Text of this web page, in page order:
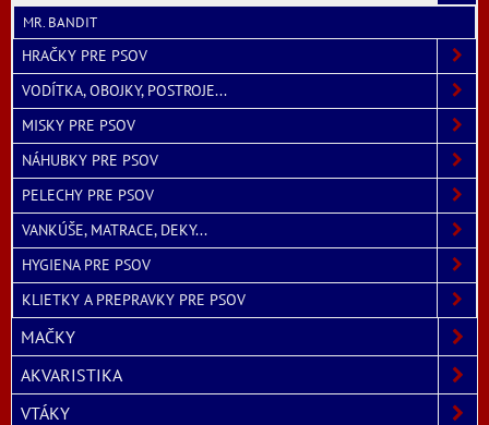
MR. BANDIT
HRAČKY PRE PSOV
VODÍTKA, OBOJKY, POSTROJE...
MISKY PRE PSOV
NÁHUBKY PRE PSOV
PELECHY PRE PSOV
VANKÚŠE, MATRACE, DEKY...
HYGIENA PRE PSOV
KLIETKY A PREPRAVKY PRE PSOV
MAČKY
AKVARISTIKA
VTÁKY